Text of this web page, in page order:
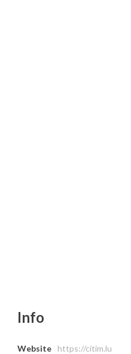
Info
Website https://citim.lu